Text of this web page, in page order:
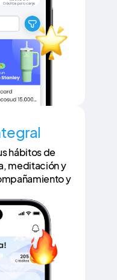
hábitos de
meditación y
y